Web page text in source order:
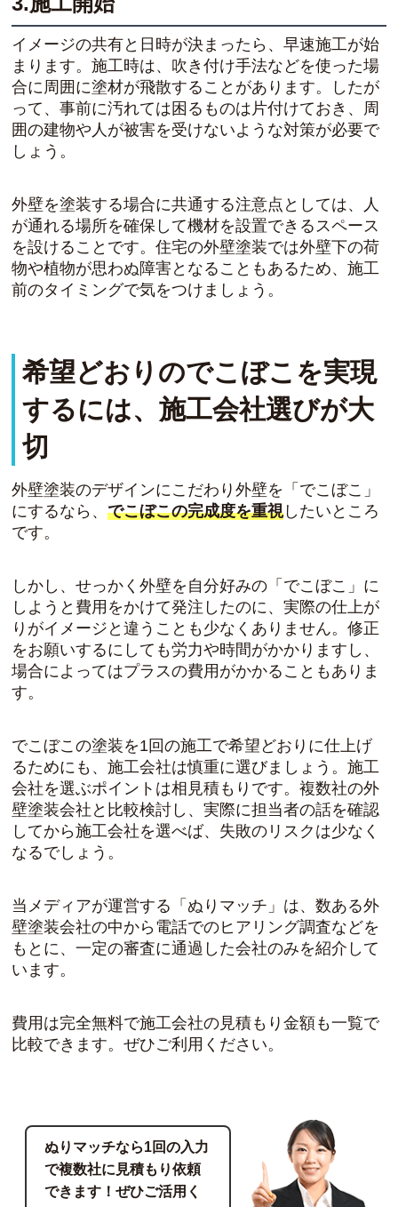
イメージの共有と日時が決まったら、早速施工が始
まります。施工時は、吹き付け手法などを使った場
合に周囲に塗材が飛散することがあります。したが
って、事前に汚れては困るものは片付けておき、周
囲の建物や人が被害を受けないような対策が必要で
しょう。
外壁を塗装する場合に共通する注意点としては、人
が通れる場所を確保して機材を設置できるスペース
を設けることです。住宅の外壁塗装では外壁下の荷
物や植物が思わぬ障害となることもあるため、施工
前のタイミングで気をつけましょう。
希望どおりのでこぼこを実現
するには、施工会社選びが大
切
外壁塗装のデザインにこだわり外壁を「でこぼこ」
にするなら、でこぼこの完成度を重視したいところ
です。
しかし、せっかく外壁を自分好みの「でこぼこ」に
しようと費用をかけて発注したのに、実際の仕上が
りがイメージと違うことも少なくありません。修正
をお願いするにしても労力や時間がかかりますし、
場合によってはプラスの費用がかかることもありま
す。
でこぼこの塗装を1回の施工で希望どおりに仕上げ
るためにも、施工会社は慎重に選びましょう。施工
会社を選ぶポイントは相見積もり です。複数社の外
壁塗装会社と比較検討し、実際に担当者の話を確認
してから施工会社を選べば、失敗のリスクは少なく
なるでしょう。
当メディアが運営する「ぬりマッチ」は、数ある外
壁塗装会社の中から電話でのヒアリング調査などを
もとに、一定の審査に通過した会社のみを紹介して
います。
費用は完全無料で施工会社の見積もり金額も一覧で
比較できます。ぜひご利用ください。
ぬりマッチなら1回の入力
で複数社に見積もり依頼
できます！ぜひご活用く